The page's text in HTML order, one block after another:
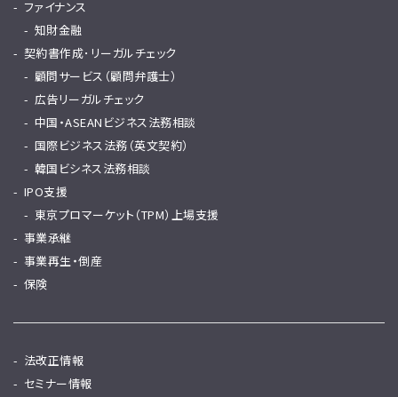
ファイナンス
知財金融
契約書作成･リーガルチェック
顧問サービス（顧問弁護士）
広告リーガルチェック
中国・ASEANビジネス法務相談
国際ビジネス法務（英文契約）
韓国ビシネス法務相談
IPO支援
東京プロマーケット（TPM）上場支援
事業承継
事業再生・倒産
保険
法改正情報
セミナー情報